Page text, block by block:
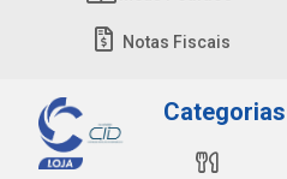
Notas Fiscais
Categorias